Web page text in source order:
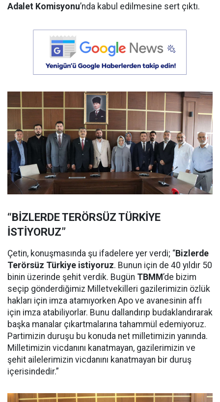
Adalet Komisyonu’nda kabul edilmesine sert çıktı.
“BİZLERDE TERÖRSÜZ TÜRKİYE
İSTİYORUZ”
Çetin, konuşmasında şu ifadelere yer verdi; “Bizlerde
Terörsüz Türkiye istiyoruz. Bunun için de 40 yıldır 50
binin üzerinde şehit verdik. Bugün TBMM’de bizim
seçip gönderdiğimiz Milletvekilleri gazilerimizin özlük
hakları için imza atamıyorken Apo ve avanesinin affı
için imza atabiliyorlar. Bunu dallandırıp budaklandırarak
başka manalar çıkartmalarına tahammül edemiyoruz.
Partimizin duruşu bu konuda net milletimizin yanında.
Milletimizin vicdanını kanatmayan, gazilerimizin ve
şehit ailelerimizin vicdanını kanatmayan bir duruş
içerisindedir.”